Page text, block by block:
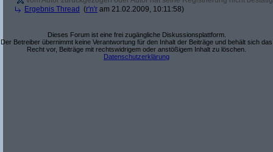
Ergebnis Thread (r'n'r am 21.02.2009, 10:11:58)
Dieses Forum ist eine frei zugängliche Diskussionsplattform.
Der Betreiber übernimmt keine Verantwortung für den Inhalt der Beiträge und behält sich das
Recht vor, Beiträge mit rechtswidrigem oder anstößigem Inhalt zu löschen.
Datenschutzerklärung